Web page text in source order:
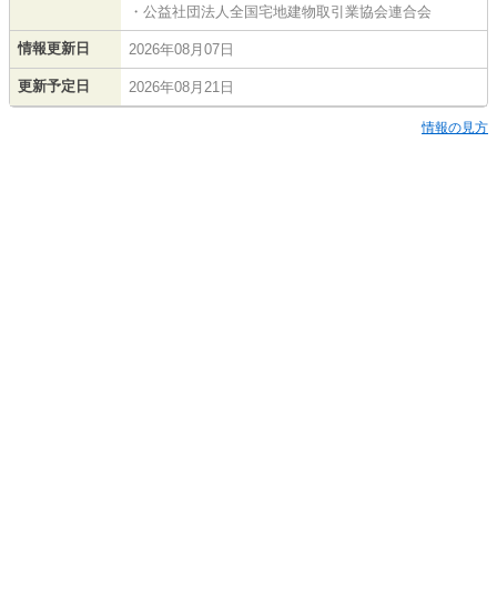
・公益社団法人全国宅地建物取引業協会連合会
情報更新日 2026年08月07日
更新予定日 2026年08月21日
情報の見方